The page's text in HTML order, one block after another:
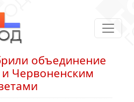
объединение
Червоненским